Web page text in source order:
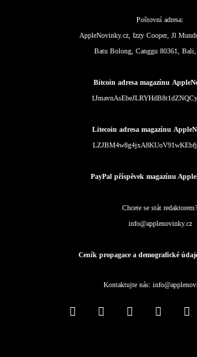
Poštovní adresa:
AppleNovinky.cz, Izzy Cooper, Jl
Batu Bolong, Canggu 80361, Bali,
Bitcoin adresa magazínu
Litecoin adresa magazínu
PayPal příspěvek magazínu
Chcete se stát redaktorem?
info@applenovinky.cz
Ceník propagace a demografické
Kontaktujte nás: